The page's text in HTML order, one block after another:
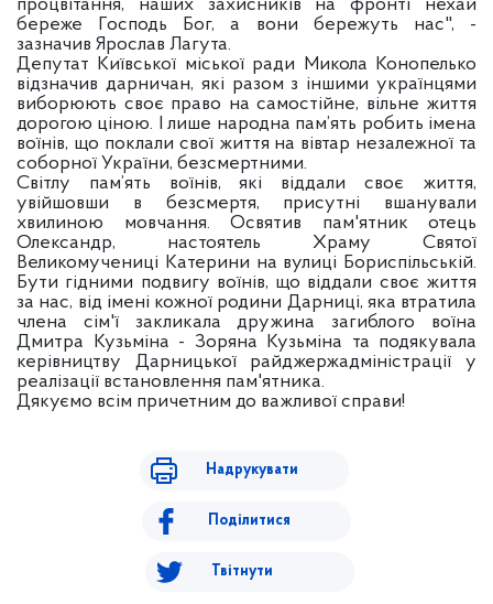
процвітання, наших захисників на фронті нехай
береже Господь Бог, а вони бережуть нас", -
зазначив Ярослав Лагута.
Депутат Київської міської ради Микола Конопелько
відзначив дарничан, які разом з іншими українцями
виборюють своє право на самостійне, вільне життя
дорогою ціною. І лише народна пам’ять робить імена
воїнів, що поклали свої життя на вівтар незалежної та
соборної України, безсмертними.
Світлу пам’ять воїнів, які віддали своє життя,
увійшовши в безсмертя, присутні вшанували
хвилиною мовчання. Освятив пам'ятник отець
Олександр, настоятель Храму Святої
Великомучениці Катерини на вулиці Бориспільській.
Бути гідними подвигу воїнів, що віддали своє життя
за нас, від імені кожної родини Дарниці, яка втратила
члена сім'ї закликала дружина загиблого воїна
Дмитра Кузьміна - Зоряна Кузьміна та подякувала
керівництву Дарницької райджержадміністрації у
реалізації встановлення пам'ятника.
Дякуємо всім причетним до важливої справи!
Надрукувати
Поділитися
Твітнути